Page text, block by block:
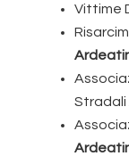
Vittime
Stradali